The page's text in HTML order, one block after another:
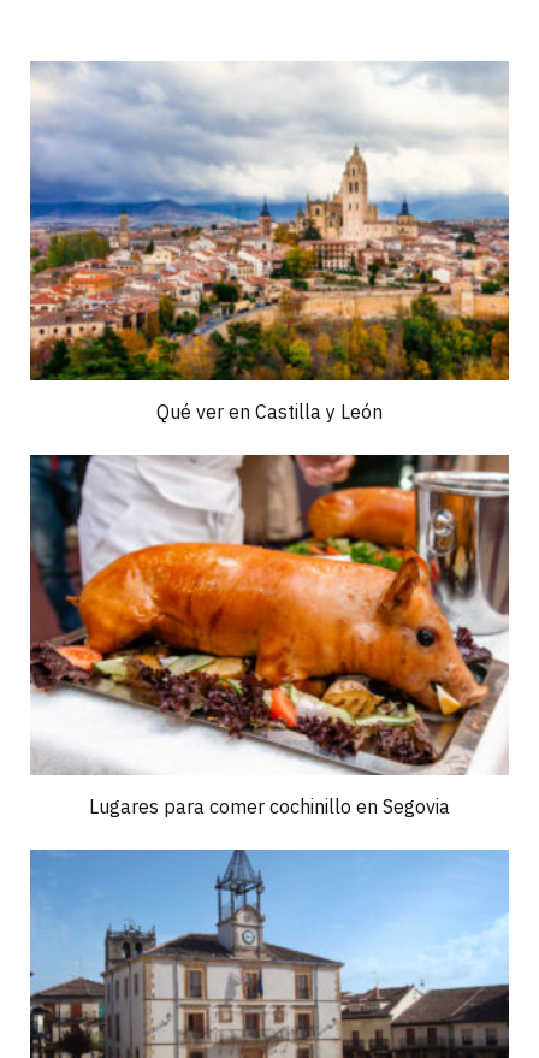
Qué ver en Castilla y León
Lugares para comer cochinillo en Segovia